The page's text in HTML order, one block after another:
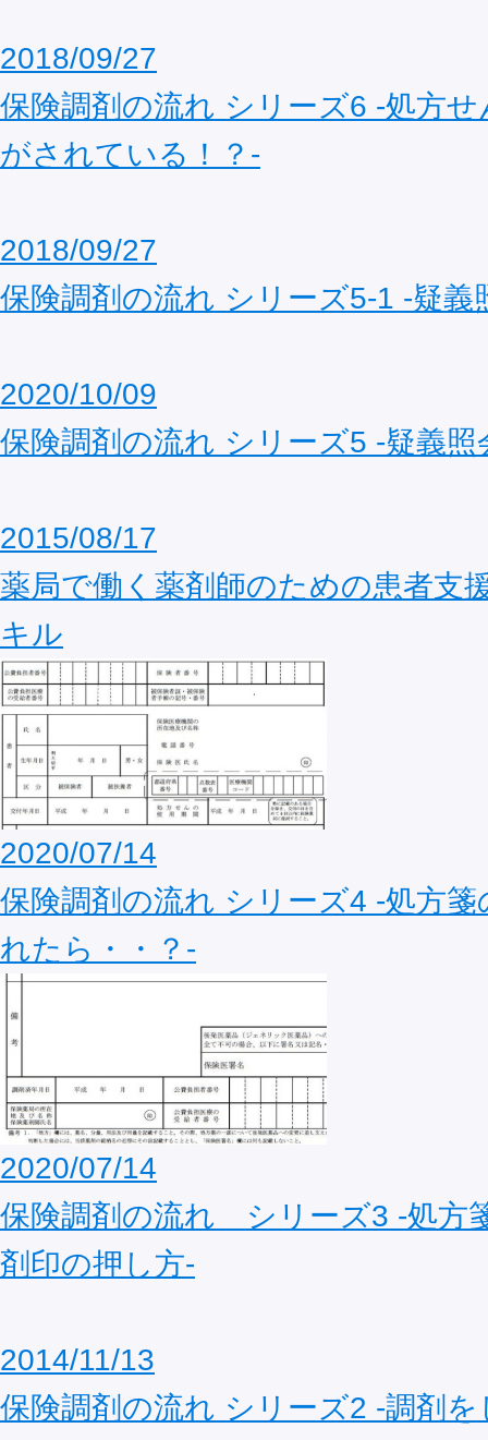
2018/09/27
保険調剤の流れ シリーズ6 ‐処方
がされている！？‐
2018/09/27
保険調剤の流れ シリーズ5-1 ‐疑義
2020/10/09
保険調剤の流れ シリーズ5 ‐疑義照
2015/08/17
薬局で働く薬剤師のための患者支
キル
2020/07/14
保険調剤の流れ シリーズ4 ‐処方
れたら・・？‐
2020/07/14
保険調剤の流れ シリーズ3 ‐処方
剤印の押し方‐
2014/11/13
保険調剤の流れ シリーズ2 -調剤